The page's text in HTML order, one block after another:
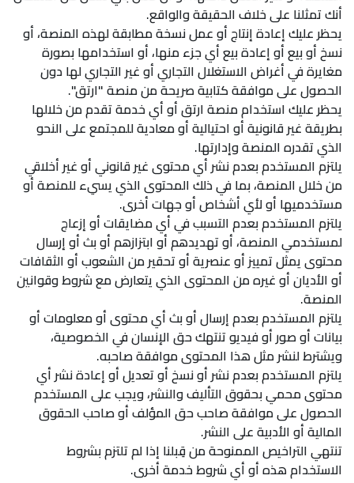
أنك تمثلنا على خلاف الحقيقة والواقع.
يحظر عليك إعادة إنتاج أو عمل نسخة مطابقة لهذه المنصة، أو
نسخ أو بيع أو إعادة بيع أي جزء منها، أو استخدامها بصورة
مغايرة في أغراض الاستغلال التجاري أو غير التجاري لها دون
الحصول على موافقة كتابية صريحة من منصة "ارتق".
يحظر عليك استخدام منصة ارتق أو أي خدمة تقدم من خلالها
بطريقة غير قانونية أو احتيالية أو معادية للمجتمع على النحو
الذي تقدره المنصة وإدارتها.
يلتزم المستخدم بعدم نشر أي محتوى غير قانوني أو غير أخلاقي
من خلال المنصة، بما في ذلك المحتوى الذي يسيء للمنصة أو
مستخدميها أو لأي أشخاص أو جهات أخرى.
يلتزم المستخدم بعدم التسبب في أي مضايقات أو إزعاج
لمستخدمي المنصة، أو تهديدهم أو ابتزازهم أو بث أو إرسال
محتوى يمثل تمييز أو عنصرية أو تحقير من الشعوب أو الثقافات
أو الأديان أو غيره من المحتوى الذي يتعارض مع شروط وقوانين
المنصة.
يلتزم المستخدم بعدم إرسال أو بث أي محتوى أو معلومات أو
بيانات أو صور أو فيديو تنتهك حق الإنسان في الخصوصية،
ويشترط لنشر مثل هذا المحتوى موافقة صاحبه.
يلتزم المستخدم بعدم نشر أو نسخ أو تعديل أو إعادة نشر أي
محتوى محمي بحقوق التأليف والنشر، ويجب على المستخدم
الحصول على موافقة صاحب حق المؤلف أو صاحب الحقوق
المالية أو الأدبية على النشر.
تنتهي التراخيص الممنوحة من قِبلنا إذا لم تلتزم بشروط
الاستخدام هذه أو أي شروط خدمة أخرى.